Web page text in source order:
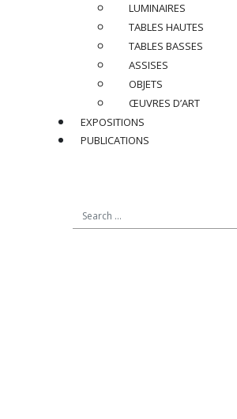
RETOUR
contact@jacqueslacoste.com
LUMINAIRES
TABLES HAUTES
TABLES BASSES
ASSISES
OBJETS
ŒUVRES D’ART
EXPOSITIONS
PUBLICATIONS